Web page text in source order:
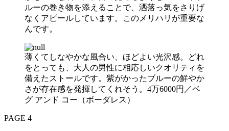
ルーの巻き物を添えることで、洒落っ気をさりげ
なくアピールしています。このメリハリが重要な
んです。
薄くてしなやかな風合い、ほどよい光沢感。どれ
をとっても、大人の男性に相応しいクオリティを
備えたストールです。紫がかったブルーの鮮やか
さが存在感を発揮してくれそう。4万6000円／ベ
グ アンド コー（ボーダレス）
PAGE 4